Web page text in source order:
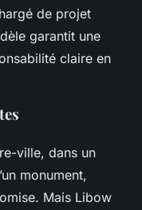
de projet
garantit une
claire en
ville, dans un
monument,
Mais Libow